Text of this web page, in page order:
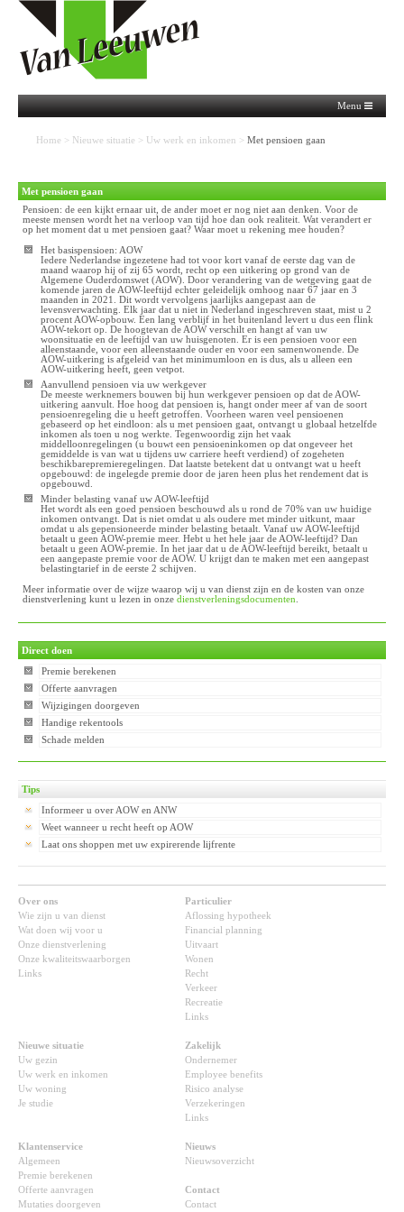
Menu
Home > Nieuwe situatie > Uw werk en inkomen > Met pensioen gaan
Met pensioen gaan
Pensioen: de een kijkt ernaar uit, de ander moet er nog niet aan denken. Voor de
meeste mensen wordt het na verloop van tijd hoe dan ook realiteit. Wat verandert er
op het moment dat u met pensioen gaat? Waar moet u rekening mee houden?
Het basispensioen: AOW
Iedere Nederlandse ingezetene had tot voor kort vanaf de eerste dag van de
maand waarop hij of zij 65 wordt, recht op een uitkering op grond van de
Algemene Ouderdomswet (AOW). Door verandering van de wetgeving gaat de
komende jaren de AOW-leeftijd echter geleidelijk omhoog naar 67 jaar en 3
maanden in 2021. Dit wordt vervolgens jaarlijks aangepast aan de
levensverwachting. Elk jaar dat u niet in Nederland ingeschreven staat, mist u 2
procent AOW-opbouw. Een lang verblijf in het buitenland levert u dus een flink
AOW-tekort op. De hoogtevan de AOW verschilt en hangt af van uw
woonsituatie en de leeftijd van uw huisgenoten. Er is een pensioen voor een
alleenstaande, voor een alleenstaande ouder en voor een samenwonende. De
AOW-uitkering is afgeleid van het minimumloon en is dus, als u alleen een
AOW-uitkering heeft, geen vetpot.
Aanvullend pensioen via uw werkgever
De meeste werknemers bouwen bij hun werkgever pensioen op dat de AOW-
uitkering aanvult. Hoe hoog dat pensioen is, hangt onder meer af van de soort
pensioenregeling die u heeft getroffen. Voorheen waren veel pensioenen
gebaseerd op het eindloon: als u met pensioen gaat, ontvangt u globaal hetzelfde
inkomen als toen u nog werkte. Tegenwoordig zijn het vaak
middelloonregelingen (u bouwt een pensioeninkomen op dat ongeveer het
gemiddelde is van wat u tijdens uw carriere heeft verdiend) of zogeheten
beschikbarepremieregelingen. Dat laatste betekent dat u ontvangt wat u heeft
opgebouwd: de ingelegde premie door de jaren heen plus het rendement dat is
opgebouwd.
Minder belasting vanaf uw AOW-leeftijd
Het wordt als een goed pensioen beschouwd als u rond de 70% van uw huidige
inkomen ontvangt. Dat is niet omdat u als oudere met minder uitkunt, maar
omdat u als gepensioneerde minder belasting betaalt. Vanaf uw AOW-leeftijd
betaalt u geen AOW-premie meer. Hebt u het hele jaar de AOW-leeftijd? Dan
betaalt u geen AOW-premie. In het jaar dat u de AOW-leeftijd bereikt, betaalt u
een aangepaste premie voor de AOW. U krijgt dan te maken met een aangepast
belastingtarief in de eerste 2 schijven.
Meer informatie over de wijze waarop wij u van dienst zijn en de kosten van onze
dienstverlening kunt u lezen in onze dienstverleningsdocumenten
Direct doen
Premie berekenen
Offerte aanvragen
Wijzigingen doorgeven
Handige rekentools
Schade melden
Tips
Informeer u over AOW en ANW
Weet wanneer u recht heeft op AOW
Laat ons shoppen met uw expirerende lijfrente
Over ons
Wie zijn u van dienst
Wat doen wij voor u
Onze dienstverlening
Onze kwaliteitswaarborgen
Links
Particulier
Aflossing hypotheek
Financial planning
Uitvaart
Wonen
Recht
Verkeer
Recreatie
Links
Nieuwe situatie
Uw gezin
Uw werk en inkomen
Uw woning
Je studie
Zakelijk
Ondernemer
Employee benefits
Risico analyse
Verzekeringen
Links
Klantenservice
Algemeen
Premie berekenen
Offerte aanvragen
Mutaties doorgeven
Nieuws
Nieuwsoverzicht
Contact
Contact